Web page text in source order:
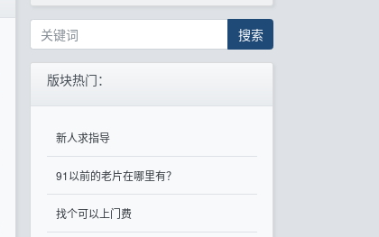
搜索
版块热门：
新人求指导
91以前的老片在哪里有？
找个可以上门费